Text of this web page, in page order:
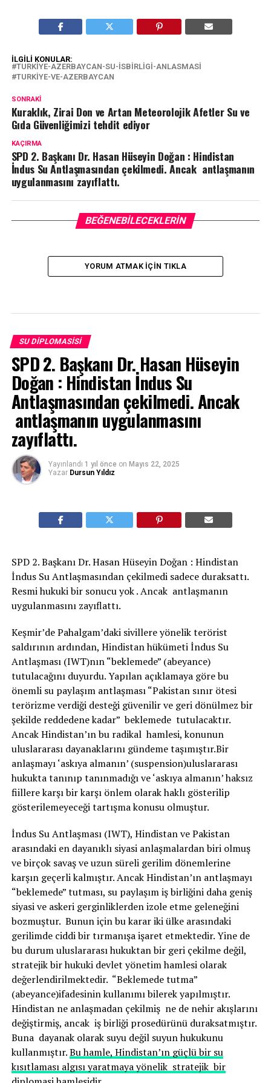
İLGILI KONULAR:
TURKIYE-AZERBAYCAN-SU-ISBIRLIGI-ANLASMASI
TURKIYE-VE-AZERBAYCAN
SONRAKI
Kuraklık, Zirai Don ve Artan Meteorolojik Afetler Su ve
Gıda Güvenliğimizi tehdit ediyor
KAÇIRMA
SPD 2. Başkanı Dr. Hasan Hüseyin Doğan : Hindistan
İndus Su Antlaşmasından çekilmedi. Ancak antlaşmanın
uygulanmasını zayıflattı.
BEĞENEBILECEKLERIN
YORUM ATMAK IÇIN TIKLA
SU DIPLOMASISI
SPD 2. Başkanı Dr. Hasan Hüseyin
Doğan : Hindistan İndus Su
Antlaşmasından çekilmedi. Ancak
antlaşmanın uygulanmasını
zayıflattı.
Yayınlandı 1 yıl önce on Mayıs 22, 2025
Yazar Dursun Yıldız
SPD 2. Başkanı Dr. Hasan Hüseyin Doğan : Hindistan
İndus Su Antlaşmasından çekilmedi sadece duraksattı.
Resmi hukuki bir sonucu yok . Ancak antlaşmanın
uygulanmasını zayıflattı.
Keşmir’de Pahalgam’daki sivillere yönelik terörist
saldırının ardından, Hindistan hükümeti İndus Su
Antlaşması (IWT)nın “beklemede” (abeyance)
tutulacağını duyurdu. Yapılan açıklamaya göre bu
önemli su paylaşım antlaşması “Pakistan sınır ötesi
terörizme verdiği desteği güvenilir ve geri dönülmez bir
şekilde reddedene kadar” beklemede tutulacaktır.
Ancak Hindistan’ın bu radikal hamlesi, konunun
uluslararası dayanaklarını gündeme taşımıştır.Bir
anlaşmayı ‘askıya almanın’ (suspension)uluslararası
hukukta tanınıp tanınmadığı ve ‘askıya almanın’ haksız
fiillere karşı bir karşı önlem olarak haklı gösterilip
gösterilemeyeceği tartışma konusu olmuştur.
İndus Su Antlaşması (IWT), Hindistan ve Pakistan
arasındaki en dayanıklı siyasi anlaşmalardan biri olmuş
ve birçok savaş ve uzun süreli gerilim dönemlerine
karşın geçerli kalmıştır. Ancak Hindistan’ın antlaşmayı
“beklemede” tutması, su paylaşım iş birliğini daha geniş
siyasi ve askeri gerginliklerden izole etme geleneğini
bozmuştur. Bunun için bu karar iki ülke arasındaki
gerilimde ciddi bir tırmanışa işaret etmektedir. Yine de
bu durum uluslararası hukuktan bir geri çekilme değil,
stratejik bir hukuki devlet yönetim hamlesi olarak
değerlendirilmektedir. “Beklemede tutma”
(abeyance)ifadesinin kullanımı bilerek yapılmıştır.
Hindistan ne anlaşmadan çekilmiş ne de nehir akışlarını
değiştirmiş, ancak iş birliği prosedürünü duraksatmıştır.
Buna dayanak olarak suyu değil suyun hukukunu
kullanmıştır.Bu hamle, Hindistan’ın güçlü bir su
kısıtlaması algısı yaratmaya yönelik stratejik bir